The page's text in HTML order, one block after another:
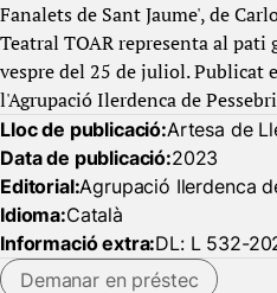
Fanalets de Sant Jaume', de
Teatral TOAR representa al pati
vespre del 25 de juliol. Publicat
l'Agrupació Ilerdenca de
Lloc de publicació:Artesa de
Data de publicació:2023
Editorial:Agrupació Ilerdenca
Idioma:Català
Informació extra:DL: L 532-
Demanar en préstec